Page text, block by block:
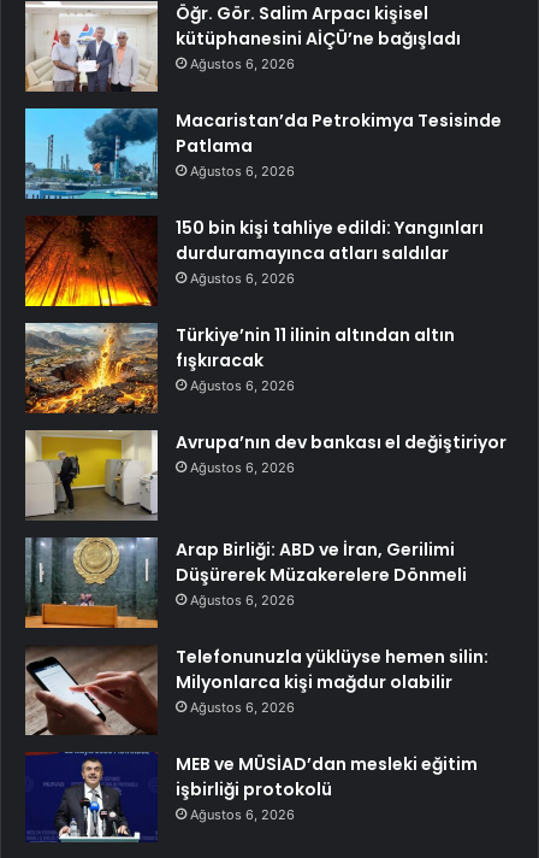
Öğr. Gör. Salim Arpacı kişisel
kütüphanesini AİÇÜ’ne bağışladı
Ağustos 6, 2026
Macaristan’da Petrokimya Tesisinde
Patlama
Ağustos 6, 2026
150 bin kişi tahliye edildi: Yangınları
durduramayınca atları saldılar
Ağustos 6, 2026
Türkiye’nin 11 ilinin altından altın
fışkıracak
Ağustos 6, 2026
Avrupa’nın dev bankası el değiştiriyor
Ağustos 6, 2026
Arap Birliği: ABD ve İran, Gerilimi
Düşürerek Müzakerelere Dönmeli
Ağustos 6, 2026
Telefonunuzla yüklüyse hemen silin:
Milyonlarca kişi mağdur olabilir
Ağustos 6, 2026
MEB ve MÜSİAD’dan mesleki eğitim
işbirliği protokolü
Ağustos 6, 2026